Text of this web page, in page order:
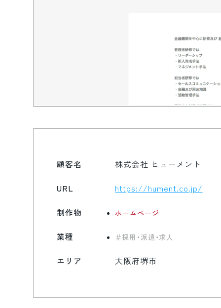
顧客名 株式会社 ヒューメント
URL https://hument.co.jp/
制作物 ホームページ
業種 採用・派遣・求人
エリア 大阪府堺市